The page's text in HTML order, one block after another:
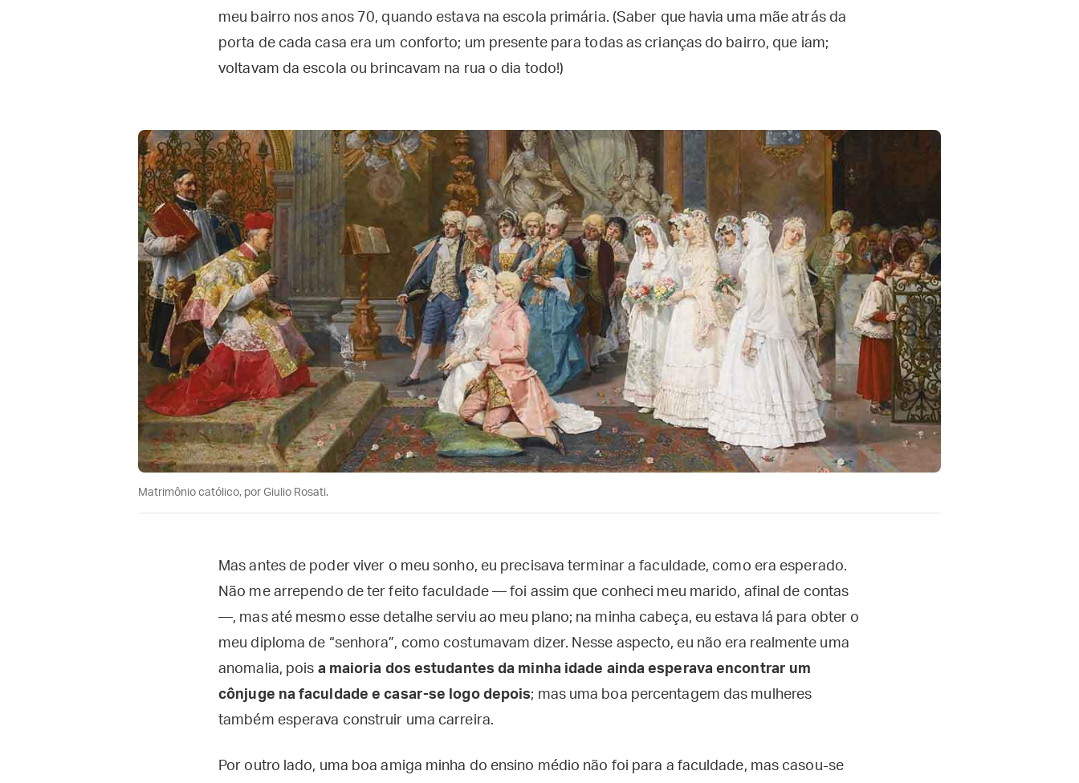
meu bairro nos anos 70, quando estava na escola primária. (Saber que havia uma mãe atrás da
porta de cada casa era um conforto; um presente para todas as crianças do bairro, que iam;
voltavam da escola ou brincavam na rua o dia todo!)
Matrimônio católico, por Giulio Rosati.
Mas antes de poder viver o meu sonho, eu precisava terminar a faculdade, como era esperado.
Não me arrependo de ter feito faculdade — foi assim que conheci meu marido, afinal de contas
—, mas até mesmo esse detalhe serviu ao meu plano; na minha cabeça, eu estava lá para obter o
meu diploma de “senhora”, como costumavam dizer. Nesse aspecto, eu não era realmente uma
anomalia, pois a maioria dos estudantes da minha idade ainda esperava encontrar um
cônjuge na faculdade e casar-se logo depois; mas uma boa percentagem das mulheres
também esperava construir uma carreira.
Por outro lado, uma boa amiga minha do ensino médio não foi para a faculdade, mas casou-se